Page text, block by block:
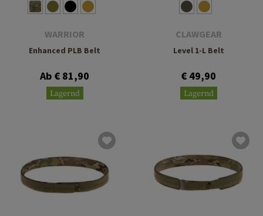
WARRIOR
Enhanced PLB Belt
Ab € 81,90
Lagernd
CLAWGEAR
Level 1-L Belt
€ 49,90
Lagernd